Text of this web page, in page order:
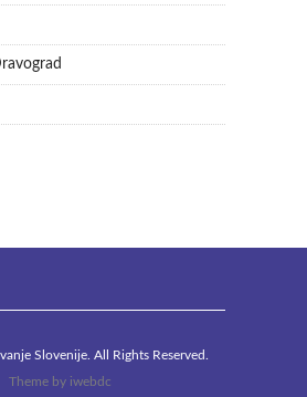
Slovenije. All Rights Reserved.
Theme by iwebdc